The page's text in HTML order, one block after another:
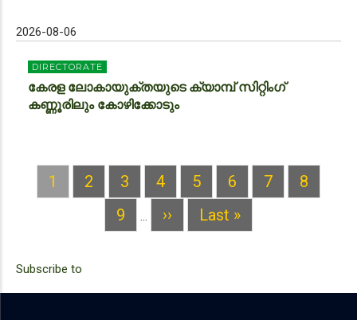
2026-08-06
DIRECTORATE
കേരള ലോകായുക്തയുടെ ക്യാമ്പ് സിറ്റിംഗ്
കണ്ണൂരിലും കോഴിക്കോടും
PAGINATION
Current
1 Page
2 Page
3 Page
4 Page
5 Page
6 Page
7 Page
8
Page
9 …
Next
››
Last
Last »
Subscribe to